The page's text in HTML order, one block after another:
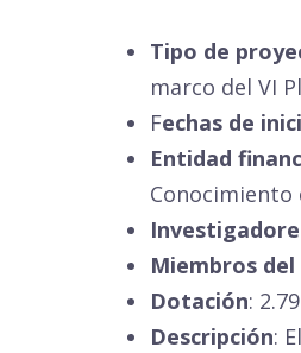
Tipo de
marco del VI
Fechas de
Entidad
Conocimiento
Miembros
Dotación:
Descripción: